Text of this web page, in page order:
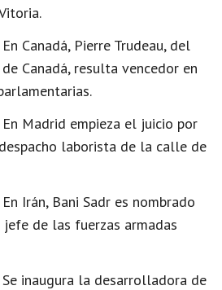
En Canadá, Pierre Trudeau, del
Canadá, resulta vencedor en
En Madrid empieza el juicio por
laborista de la calle de
En Irán, Bani Sadr es nombrado
jefe de las fuerzas armadas
Se inaugura la desarrolladora de